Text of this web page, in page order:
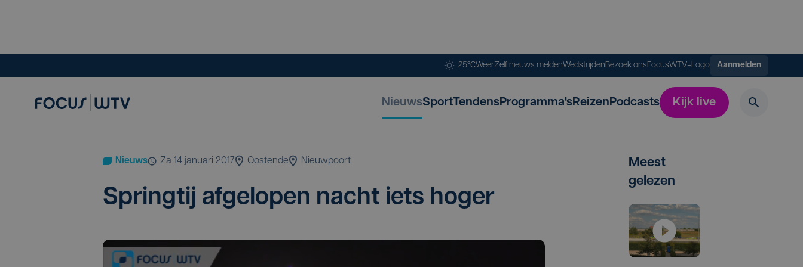
25°CWeerZelf nieuws meldenWedstrijdenBezoek onsFocusWTV+Logo Aanmelden
NieuwsSportTendensProgramma'sReizenPodcasts Kijk live
Nieuws za 14 januari 2017 Oostende Nieuwpoort
Spring­tij afge­lo­pen nacht iets hoger
Meest
gelezen